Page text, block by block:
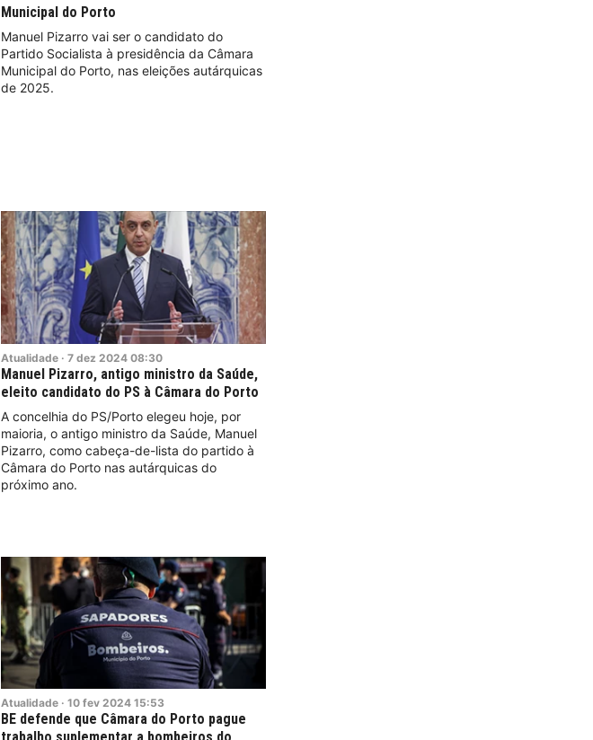
Municipal do Porto
Manuel Pizarro vai ser o candidato do
Partido Socialista à presidência da Câmara
Municipal do Porto, nas eleições autárquicas
de 2025.
Atualidade · 7 dez 2024 08:30
Manuel Pizarro, antigo ministro da Saúde,
eleito candidato do PS à Câmara do Porto
A concelhia do PS/Porto elegeu hoje, por
maioria, o antigo ministro da Saúde, Manuel
Pizarro, como cabeça-de-lista do partido à
Câmara do Porto nas autárquicas do
próximo ano.
Atualidade · 10 fev 2024 15:53
BE defende que Câmara do Porto pague